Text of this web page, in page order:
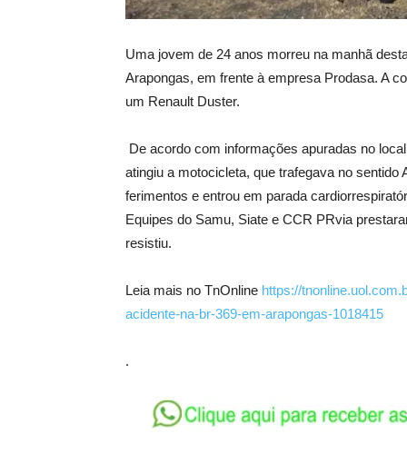
Uma jovem de 24 anos morreu na manhã
Arapongas, em frente à empresa Prodasa. A
um Renault Duster.
De acordo com informações apuradas no
atingiu a motocicleta, que trafegava no
ferimentos e entrou em parada
Equipes do Samu, Siate e CCR PRvia
resistiu.
Leia mais no TnOnline https://
acidente-na-br-369-em-arapongas-1018415
.